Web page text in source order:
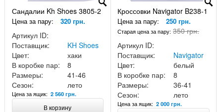
Сандалии Kh Shoes 3805-2
Цена за пару: 320 грн.
Артикул ID:
Поставщик:
KH Shoes
Цвет:
хаки
В коробке пар:
8
Размеры:
41-46
Сезон:
лето
Цена за ящик: 2 560 грн.
В корзину
Кроссовки Navigator B238-1
Цена за пару: 250 грн.
Старая цена за пару: 350 грн.
Артикул ID:
Поставщик:
Navigator
Цвет:
белый
В коробке пар:
8
Размеры:
36-41
Сезон:
лето
Цена за ящик: 2 000 грн.